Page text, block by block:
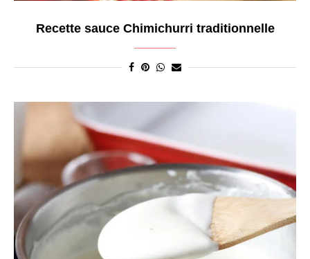
Recette sauce Chimichurri traditionnelle